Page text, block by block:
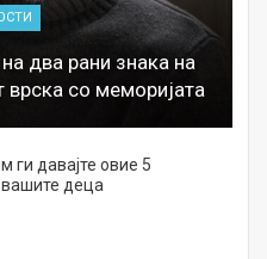
два рани знака на
со меморијата
ги давајте овие 5
деца